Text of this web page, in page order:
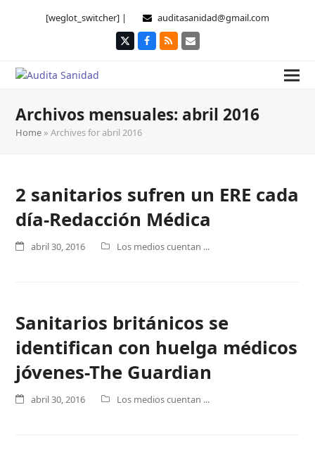
[weglot_switcher] | auditasanidad@gmail.com
TwitterFacebook
RSS Correo
Archivos mensuales: abril 2016
Home »Archives for abril 2016
2 sanitarios sufren un ERE cada
día-Redacción Médica
abril 30, 2016 Los medios cuentan ...
Sanitarios británicos se
identifican con huelga médicos
jóvenes-The Guardian
abril 30, 2016 Los medios cuentan ...